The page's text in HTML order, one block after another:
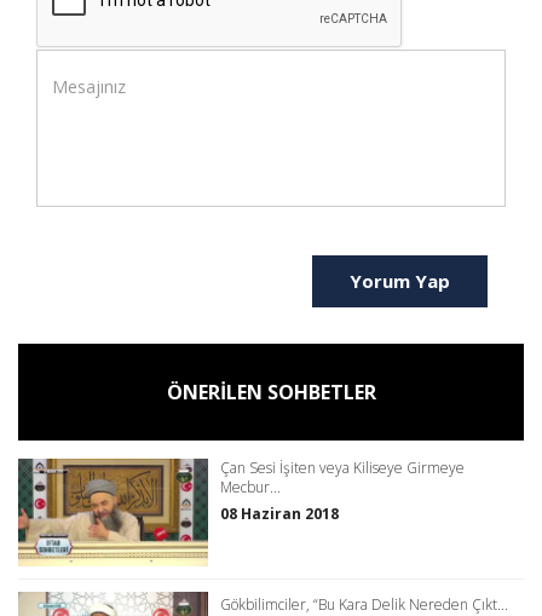
Yorum Yap
ÖNERİLEN SOHBETLER
Çan Sesi İşiten veya Kiliseye Girmeye
Mecbur...
08 Haziran 2018
Gökbilimciler, “Bu Kara Delik Nereden Çıkt...